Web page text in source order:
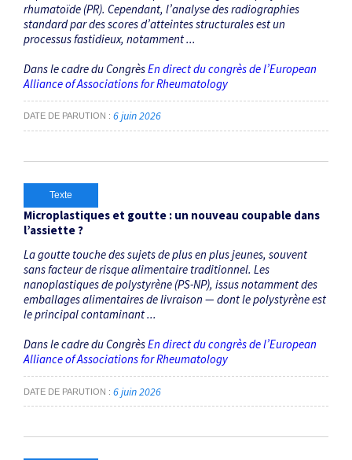
rhumatoïde (PR). Cependant, l’analyse des radiographies
standard par des scores d’atteintes structurales est un
processus fastidieux, notamment ...
Dans le cadre du CongrèsEn direct du congrès de l’European
Alliance of Associations for Rheumatology
DATE DE PARUTION 6 juin 2026
Texte
Microplastiques et goutte : un nouveau coupable dans
l’assiette ?
La goutte touche des sujets de plus en plus jeunes, souvent
sans facteur de risque alimentaire traditionnel. Les
nanoplastiques de polystyrène (PS-NP), issus notamment des
emballages alimentaires de livraison — dont le polystyrène est
le principal contaminant ...
Dans le cadre du CongrèsEn direct du congrès de l’European
Alliance of Associations for Rheumatology
DATE DE PARUTION 6 juin 2026